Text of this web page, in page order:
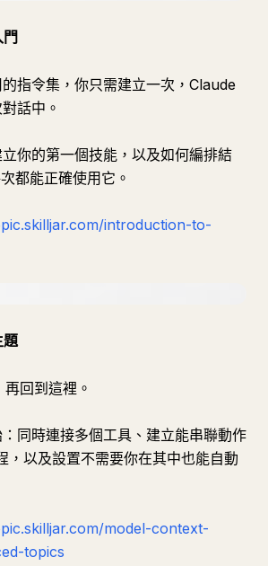
指令集，你只需建立一次，Claude
話中。
你的第一個技能，以及如何編排結
都能正確使用它。
introduction-to-
題
回到這裡。
同時連接多個工具、建立能串聯動作
，以及設置不需要你在其中也能自動
model-context-
topics